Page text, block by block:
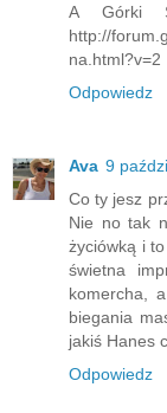
A Górki
http://
na.html?v=2
Odpowiedz
Ava 9
Co ty jesz
Nie no tak
życiówką i
świetna
komercha,
biegania
jakiś Hanes
Odpowiedz